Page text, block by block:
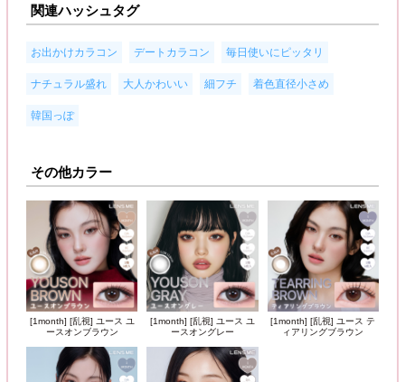
関連ハッシュタグ
お出かけカラコン デートカラコン 毎日使いにピッタリ
ナチュラル盛れ 大人かわいい 細フチ 着色直径小さめ
韓国っぽ
その他カラー
[1month] [乱視] ユース ユ
ースオンブラウン
[1month] [乱視] ユース ユ
ースオングレー
[1month] [乱視] ユース テ
ィアリングブラウン